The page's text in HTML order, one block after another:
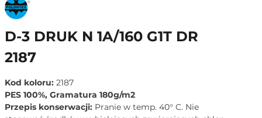
D-3 DRUK N 1A/160 G1T DR
2187
Kod koloru: 2187
PES 100%, Gramatura 180g/m2
Przepis konserwacji: Pranie w temp. 40° C. Nie